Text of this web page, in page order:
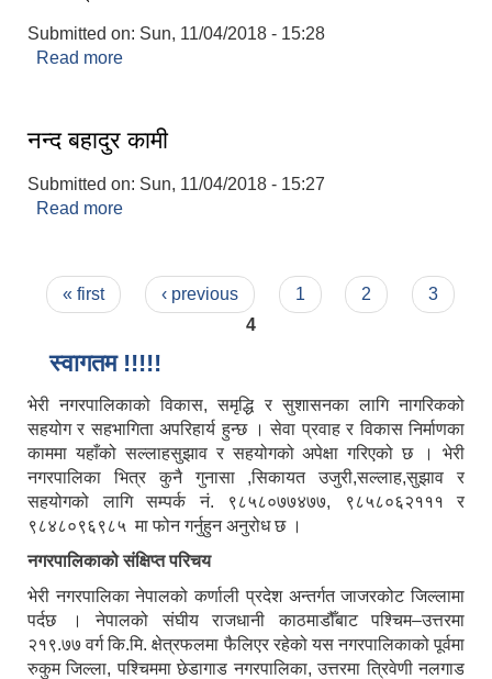
Submitted on: Sun, 11/04/2018 - 15:28
Read more
नन्द बहादुर कामी
Submitted on: Sun, 11/04/2018 - 15:27
Read more
Pages
« first ‹ previous 1 2
3
4
स्वागतम !!!!!
भेरी नगरपालिकाको विकास, समृद्धि र सुशासनका लागि नागरिकको
सहयोग र सहभागिता अपरिहार्य हुन्छ । सेवा प्रवाह र विकास निर्माणका
काममा यहाँको सल्लाहसुझाव र सहयोगको अपेक्षा गरिएको छ । भेरी
नगरपालिका भित्र कुनै गुनासा ,सिकायत उजुरी,सल्लाह,सुझाव र
सहयोगको लागि सम्पर्क नं. ९८५८०७७४७७, ९८५८०६२१११ र
९८४८०९६९८५ मा फोन गर्नुहुन अनुरोध छ ।
नगरपालिकाको संक्षिप्त परिचय
भेरी नगरपालिका नेपालको कर्णाली प्रदेश अन्तर्गत जाजरकोट जिल्लामा
पर्दछ । नेपालको संघीय राजधानी काठमाडौँबाट पश्चिम–उत्तरमा
२१९.७७ वर्ग कि.मि. क्षेत्रफलमा फैलिएर रहेको यस नगरपालिकाको पूर्वमा
रुकुम जिल्ला, पश्चिममा छेडागाड नगरपालिका, उत्तरमा त्रिवेणी नलगाड